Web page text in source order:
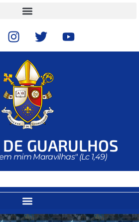
DE GUARULHOS
mim Maravilhas" (Lc 1,49)